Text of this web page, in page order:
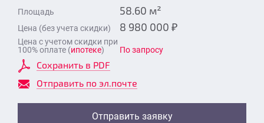
Площадь 58.60 м²
Цена (без учета скидки) 8 980 000 ₽
Цена с учетом скидки при
100% оплате (ипотеке) По запросу
Сохранить в PDF
Отправить по эл.почте
Отправить заявку
Отправить